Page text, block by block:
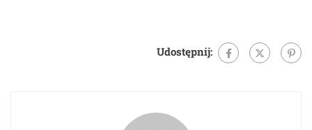
Udostępnij: